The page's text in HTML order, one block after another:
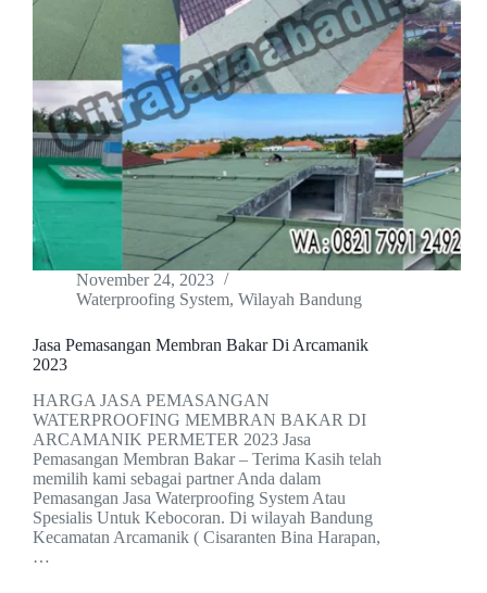
November 24, 2023
Waterproofing System, Wilayah Bandung
Jasa Pemasangan Membran Bakar Di Arcamanik
2023
HARGA JASA PEMASANGAN
WATERPROOFING MEMBRAN BAKAR DI
ARCAMANIK PERMETER 2023 Jasa
Pemasangan Membran Bakar – Terima Kasih telah
memilih kami sebagai partner Anda dalam
Pemasangan Jasa Waterproofing System Atau
Spesialis Untuk Kebocoran. Di wilayah Bandung
Kecamatan Arcamanik ( Cisaranten Bina Harapan,
…